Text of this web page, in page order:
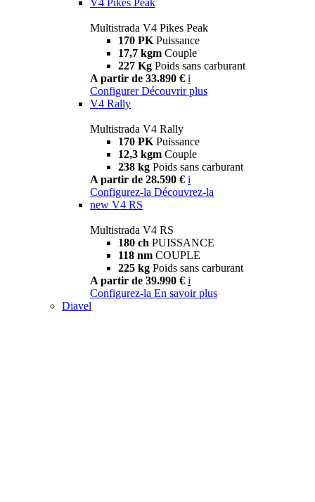
Multistrada V4 Pikes Peak
170 PK Puissance
17,7 kgm Couple
227 Kg Poids sans carburant
A partir de 33.890 € i
Configurer Découvrir plus
V4 Rally
Multistrada V4 Rally
170 PK Puissance
12,3 kgm Couple
238 kg Poids sans carburant
A partir de 28.590 € i
Configurez-la Découvrez-la
new V4 RS
Multistrada V4 RS
180 ch PUISSANCE
118 nm COUPLE
225 kg Poids sans carburant
A partir de 39.990 € i
Configurez-la En savoir plus
Diavel